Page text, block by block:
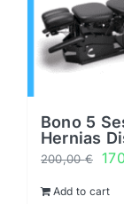
0 productos
Bono 5
Hernias
200,00€
Add to cart